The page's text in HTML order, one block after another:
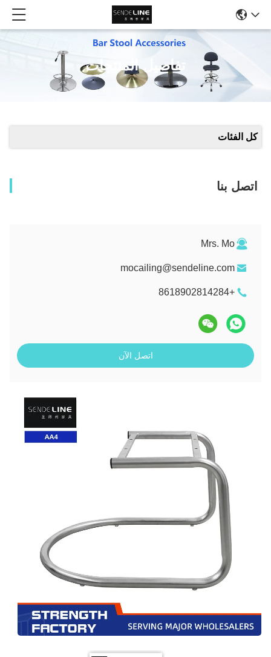
تفاصيل المنتجات
كل الفئات
اتصل بنا
Mrs. Mo
mocailing@sendeline.com
+8618902814284
اتصل الآن